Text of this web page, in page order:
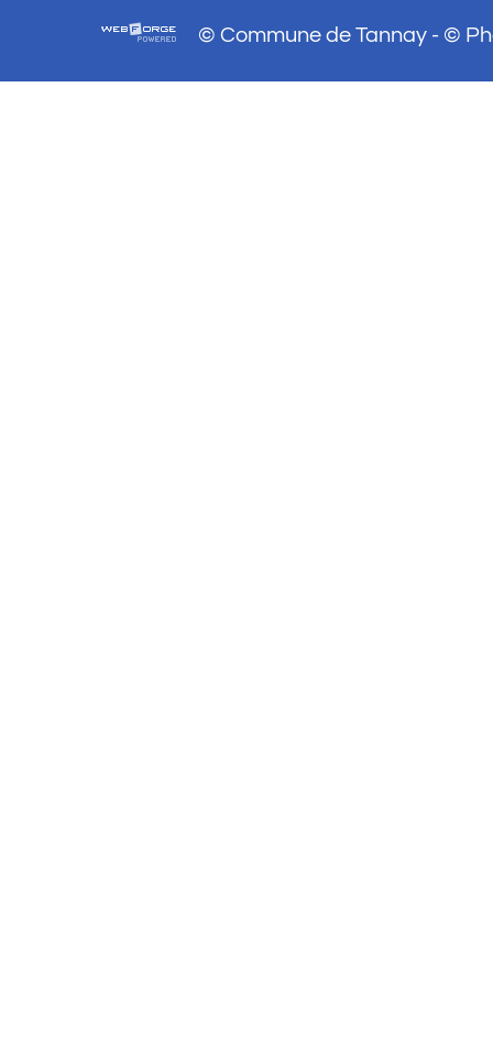
© Commune de Tannay - ©